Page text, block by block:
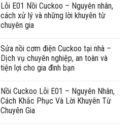
Lỗi E01 Nồi Cuckoo – Nguyên nhân,
cách xử lý và những lời khuyên từ
chuyên gia
Sửa nồi cơm điện Cuckoo tại nhà –
Dịch vụ chuyên nghiệp, an toàn và
tiện lợi cho gia đình bạn
Nồi Cuckoo Lỗi E01 – Nguyên Nhân,
Cách Khắc Phục Và Lời Khuyên Từ
Chuyên Gia